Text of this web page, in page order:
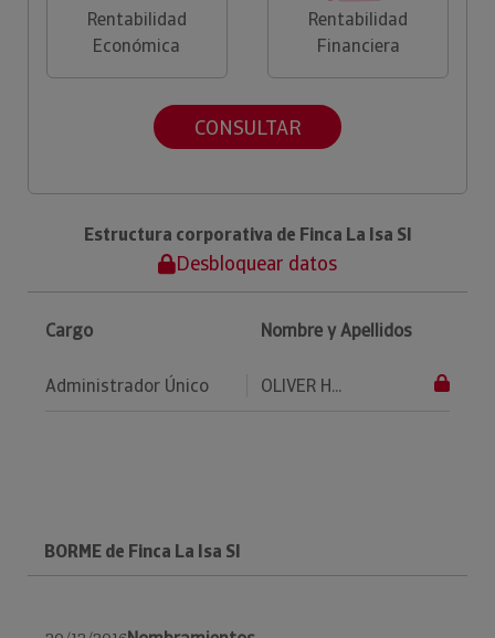
Rentabilidad
Económica
Rentabilidad
Financiera
CONSULTAR
Estructura corporativa de Finca La Isa Sl
Desbloquear datos
Cargo Nombre y Apellidos
Administrador Único OLIVER H...
BORME de Finca La Isa Sl